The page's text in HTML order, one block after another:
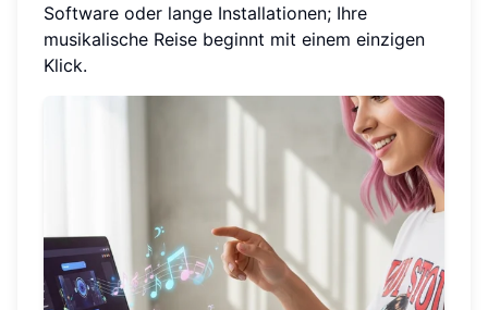
Software oder lange Installationen; Ihre
musikalische Reise beginnt mit einem einzigen
Klick.